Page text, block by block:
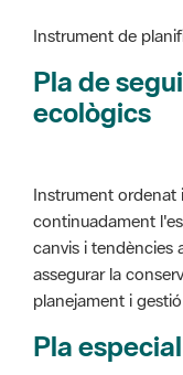
ecològics
Instrument ordenat
assegurar la
planejament i
Pla
Instrument de